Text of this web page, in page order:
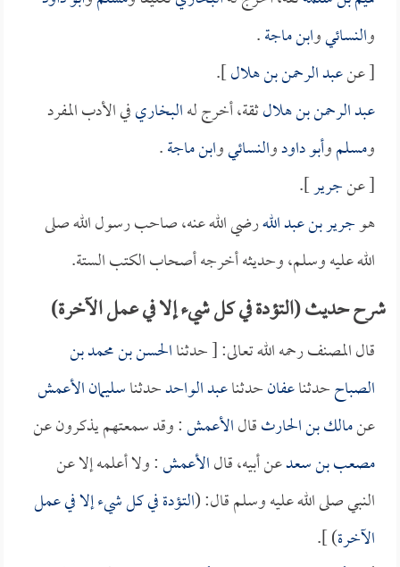
والنسائيوابن ماجة.
[ عنعبد الرحمن بن هلال].
عبد الرحمن بن هلالثقة، أخرج لهالبخاريفي الأدب المفرد
ومسلموأبو داودوالنسائيوابن ماجة.
[ عنجرير].
هوجرير بن عبد اللهرضي الله عنه، صاحب رسول الله صلى
الله عليه وسلم، وحديثه أخرجه أصحاب الكتب الستة.
شرح حديث (التؤدة في كل شيء إلا في عمل الآخرة)
قال المصنف رحمه الله تعالى: [ حدثناالحسن بن محمد بن
الصباححدثناعفانحدثناعبد الواحدحدثناسليمان الأعمش
عنمالك بن الحارثقالالأعمش: وقد سمعتهم يذكرون عن
مصعب بن سعدعن أبيه، قالالأعمش: ولا أعلمه إلا عن
النبي صلى الله عليه وسلم قال: (التؤدة في كل شيء إلا في عمل
الآخرة) ].